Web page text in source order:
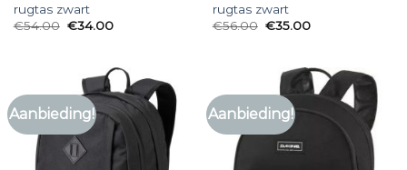
rugtas zwart
€54.00 €34.00
rugtas zwart
€56.00 €35.00
Aanbieding! Aanbieding!